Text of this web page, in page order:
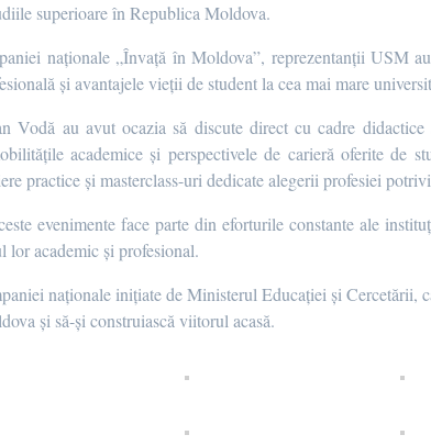
superioare în Republica Moldova.
naționale „Învață în Moldova”, reprezentanții USM
și avantajele vieții de student la cea mai mare
au avut ocazia să discute direct cu cadre
academice și perspectivele de carieră oferite de
practice și masterclass-uri dedicate alegerii profesiei
evenimente face parte din eforturile constante ale
academic și profesional.
naționale inițiate de Ministerul Educației și Cercetării,
și să-și construiască viitorul acasă.